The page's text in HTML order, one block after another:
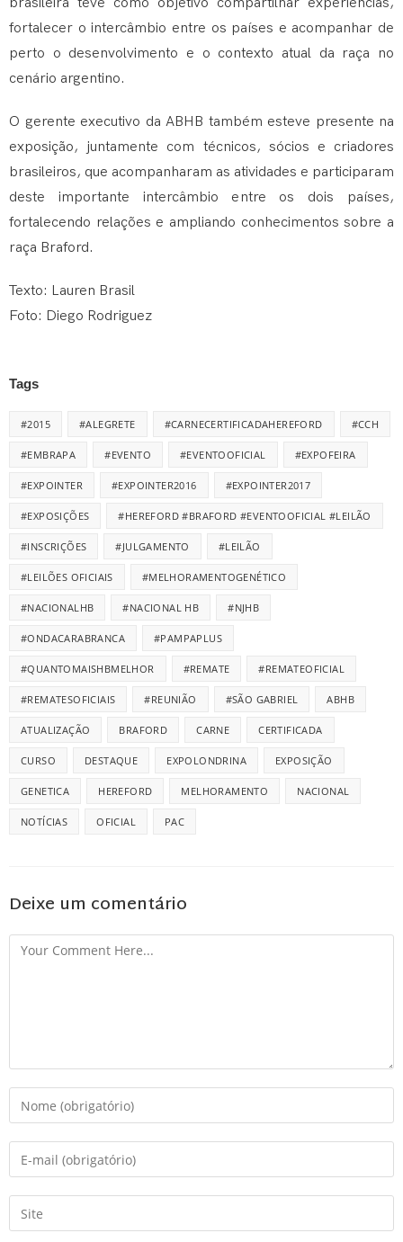
brasileira teve como objetivo compartilhar experiências,
fortalecer o intercâmbio entre os países e acompanhar de
perto o desenvolvimento e o contexto atual da raça no
cenário argentino.
O gerente executivo da ABHB também esteve presente na
exposição, juntamente com técnicos, sócios e criadores
brasileiros, que acompanharam as atividades e participaram
deste importante intercâmbio entre os dois países,
fortalecendo relações e ampliando conhecimentos sobre a
raça Braford.
Texto: Lauren Brasil
Foto: Diego Rodriguez
Tags
#2015 #ALEGRETE #CARNECERTIFICADAHEREFORD #CCH
#EMBRAPA #EVENTO #EVENTOOFICIAL #EXPOFEIRA
#EXPOINTER #EXPOINTER2016 #EXPOINTER2017
#EXPOSIÇÕES #HEREFORD #BRAFORD #EVENTOOFICIAL #LEILÃO
#INSCRIÇÕES #JULGAMENTO #LEILÃO
#LEILÕES OFICIAIS #MELHORAMENTOGENÉTICO
#NACIONALHB #NACIONAL HB #NJHB
#ONDACARABRANCA #PAMPAPLUS
#QUANTOMAISHBMELHOR #REMATE #REMATEOFICIAL
#REMATESOFICIAIS #REUNIÃO #SÃO GABRIEL ABHB
ATUALIZAÇÃO BRAFORD CARNE CERTIFICADA
CURSO DESTAQUE EXPOLONDRINA EXPOSIÇÃO
GENETICA HEREFORD MELHORAMENTO NACIONAL
NOTÍCIAS OFICIAL PAC
Deixe um comentário